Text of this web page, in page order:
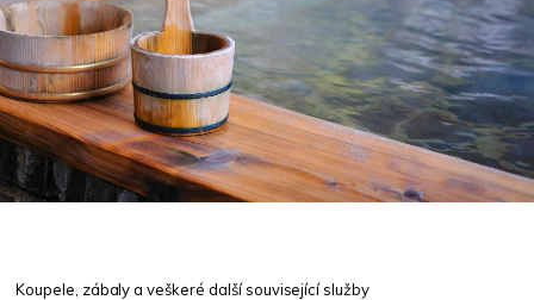
Koupele, zábaly a veškeré další související služby